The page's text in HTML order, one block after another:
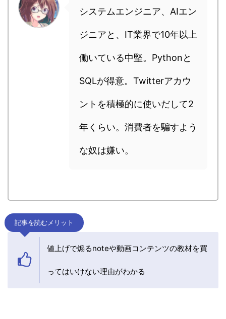
システムエンジニア、AIエン
ジニアと、IT業界で10年以上
働いている中堅。Pythonと
SQLが得意。Twitterアカウ
ントを積極的に使いだして2
年くらい。消費者を騙すよう
な奴は嫌い。
記事を読むメリット
値上げで煽るnoteや動画コンテンツの教材を買
ってはいけない理由がわかる